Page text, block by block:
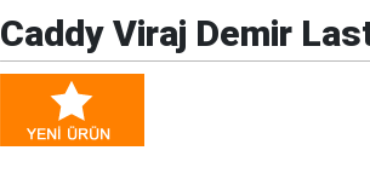
Caddy Viraj Demir